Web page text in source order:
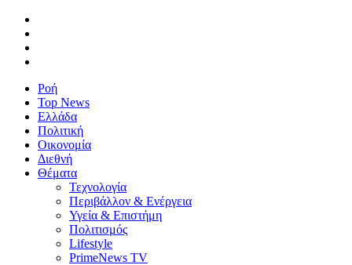
Ροή
Top News
Ελλάδα
Πολιτική
Οικονομία
Διεθνή
Θέματα
Τεχνολογία
Περιβάλλον & Ενέργεια
Υγεία & Επιστήμη
Πολιτισμός
Lifestyle
PrimeNews TV